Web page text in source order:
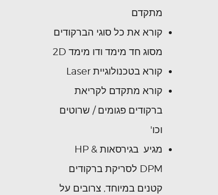
מתקדם
קורא את כל סוגי הברקודים
מסוג חד מימד ודו מימד 2D
קורא בטכנולוגיית Laser
קורא מתקדם לקריאת
ברקודים פגומים / שרוטים
וכו'
מגיע בגירסאות HP &
DPM לסריקת ברקודים
קטנים במיוחד, צרובים על